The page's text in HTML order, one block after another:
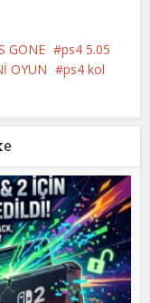
GONE
ps4 5.05
OYUN
ps4 kol